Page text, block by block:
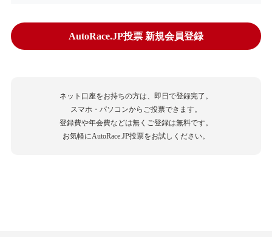
AutoRace.JP投票 新規会員登録
ネット口座をお持ちの方は、即日で登録完了。
スマホ・パソコンからご投票できます。
登録費や年会費などは無くご登録は無料です。
お気軽にAutoRace.JP投票をお試しください。